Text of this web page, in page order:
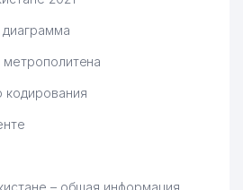
кодирования
– общая информация